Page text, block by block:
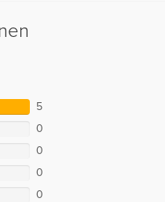
5
0
0
0
0